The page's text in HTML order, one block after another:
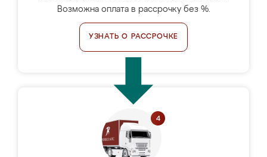
Возможна оплата в рассрочку без %.
УЗНАТЬ О РАССРОЧКЕ